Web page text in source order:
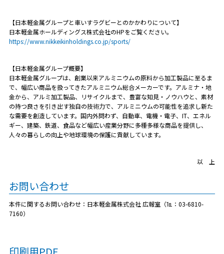
【日本軽金属グループと車いすラグビーとのかかわりについて】
日本軽金属ホールディングス株式会社のHPをご覧ください。
https://www.nikkeikinholdings.co.jp/sports/
【日本軽金属グループ概要】
日本軽金属グループは、創業以来アルミニウムの原料から加工製品に至るま
で、幅広い商品を扱ってきたアルミニウム総合メーカーです。アルミナ・地
金から、アルミ加工製品、リサイクルまで、豊富な知見・ノウハウと、素材
の持つ良さを引き出す独自の技術力で、アルミニウムの可能性を追求し新た
な需要を創造しています。国内外問わず、自動車、電機・電子、IT、エネル
ギー、建築、鉄道、食品など幅広い産業分野に多種多様な商品を提供し、
人々の暮らしの向上や地球環境の保護に貢献しています。
以 上
お問い合わせ
本件に関するお問い合わせ：日本軽金属株式会社 広報室（℡：03-6810-
7160）